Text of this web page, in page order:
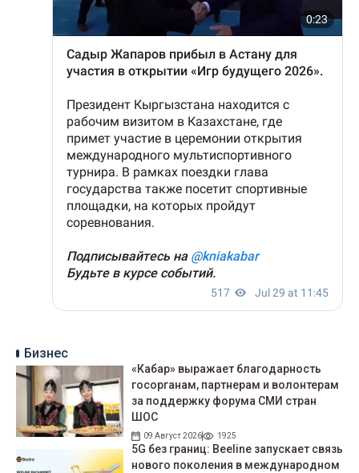
Бизнес
«Кабар» выражает благодарность
госорганам, партнерам и волонтерам
за поддержку форума СМИ стран
ШОС
09 Август 2026 1925
5G без границ: Beeline запускает связь
нового поколения в международном